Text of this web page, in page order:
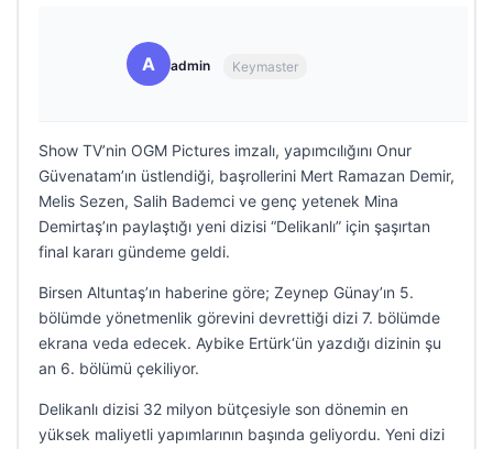
A admin Keymaster
Show TV’nin OGM Pictures imzalı, yapımcılığını Onur
Güvenatam’ın üstlendiği, başrollerini Mert Ramazan Demir,
Melis Sezen, Salih Bademci ve genç yetenek Mina
Demirtaş’ın paylaştığı yeni dizisi “Delikanlı” için şaşırtan
final kararı gündeme geldi.
Birsen Altuntaş’ın haberine göre; Zeynep Günay’ın 5.
bölümde yönetmenlik görevini devrettiği dizi 7. bölümde
ekrana veda edecek. Aybike Ertürk‘ün yazdığı dizinin şu
an 6. bölümü çekiliyor.
Delikanlı dizisi 32 milyon bütçesiyle son dönemin en
yüksek maliyetli yapımlarının başında geliyordu. Yeni dizi